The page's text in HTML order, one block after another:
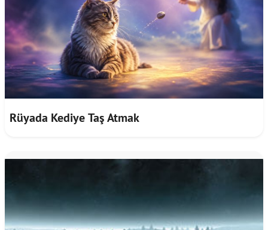
Rüyada Kediye Taş Atmak